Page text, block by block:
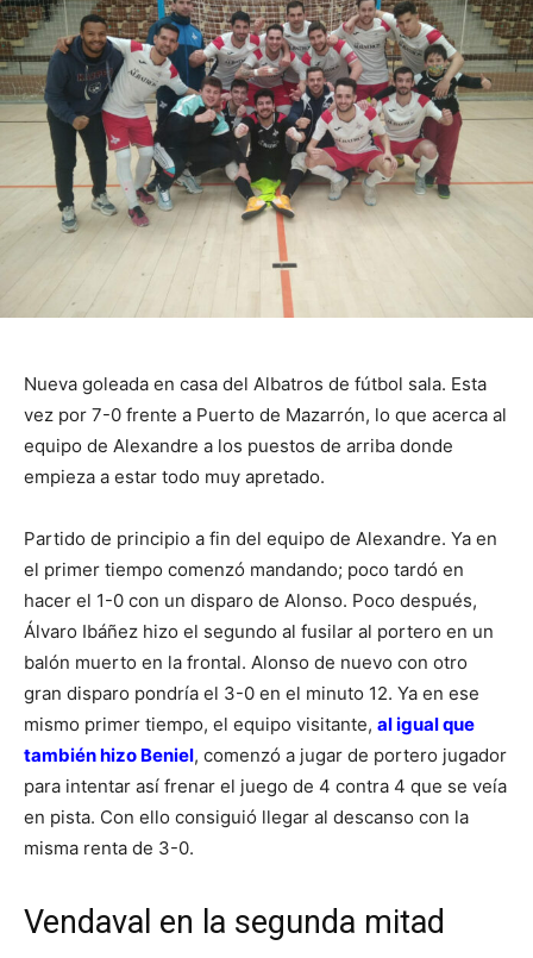
Nueva goleada en casa del Albatros de fútbol sala. Esta
vez por 7-0 frente a Puerto de Mazarrón, lo que acerca al
equipo de Alexandre a los puestos de arriba donde
empieza a estar todo muy apretado.
Partido de principio a fin del equipo de Alexandre. Ya en
el primer tiempo comenzó mandando; poco tardó en
hacer el 1-0 con un disparo de Alonso. Poco después,
Álvaro Ibáñez hizo el segundo al fusilar al portero en un
balón muerto en la frontal. Alonso de nuevo con otro
gran disparo pondría el 3-0 en el minuto 12. Ya en ese
mismo primer tiempo, el equipo visitante, al igual que
también hizo Beniel, comenzó a jugar de portero jugador
para intentar así frenar el juego de 4 contra 4 que se veía
en pista. Con ello consiguió llegar al descanso con la
misma renta de 3-0.
Vendaval en la segunda mitad